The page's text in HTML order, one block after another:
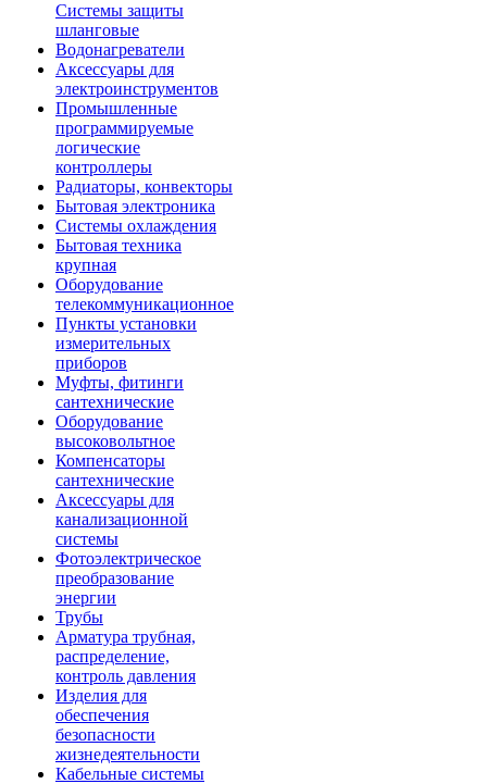
Системы защиты
шланговые
Водонагреватели
Аксессуары для
электроинструментов
Промышленные
программируемые
логические
контроллеры
Радиаторы, конвекторы
Бытовая электроника
Системы охлаждения
Бытовая техника
крупная
Оборудование
телекоммуникационное
Пункты установки
измерительных
приборов
Муфты, фитинги
сантехнические
Оборудование
высоковольтное
Компенсаторы
сантехнические
Аксессуары для
канализационной
системы
Фотоэлектрическое
преобразование
энергии
Трубы
Арматура трубная,
распределение,
контроль давления
Изделия для
обеспечения
безопасности
жизнедеятельности
Кабельные системы